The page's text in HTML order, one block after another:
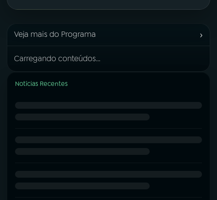
Veja mais do Programa ›
Carregando conteúdos...
Notícias Recentes